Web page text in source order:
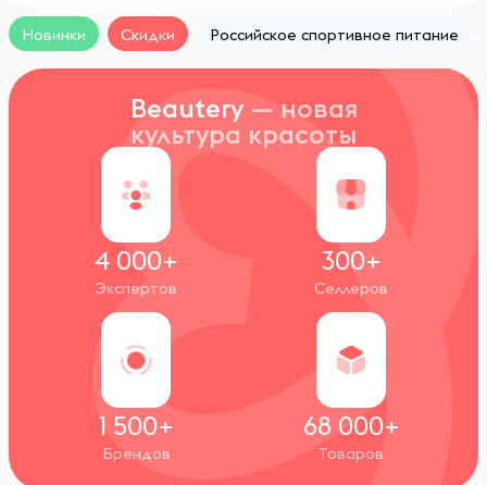
Новинки Скидки Российское спортивное питание
Beautery — новая
культура красоты
4 000+
Экспертов
300+
Селлеров
1 500+
Брендов
68 000+
Товаров